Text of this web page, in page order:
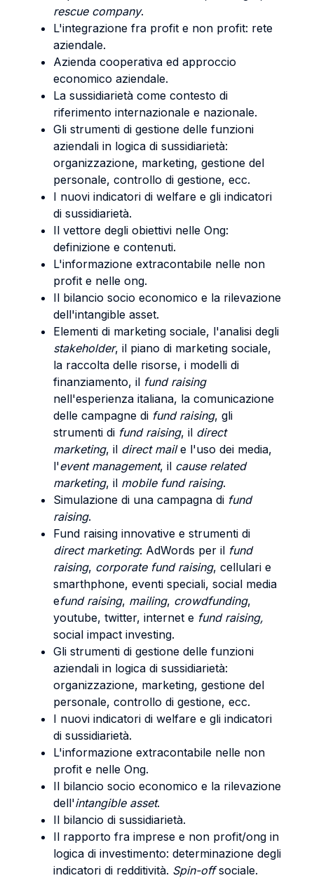
rescue company.
L'integrazione fra profit e non profit: rete
aziendale.
Azienda cooperativa ed approccio
economico aziendale.
La sussidiarietà come contesto di
riferimento internazionale e nazionale.
Gli strumenti di gestione delle funzioni
aziendali in logica di sussidiarietà:
organizzazione, marketing, gestione del
personale, controllo di gestione, ecc.
I nuovi indicatori di welfare e gli indicatori
di sussidiarietà.
Il vettore degli obiettivi nelle Ong:
definizione e contenuti.
L'informazione extracontabile nelle non
profit e nelle ong.
Il bilancio socio economico e la rilevazione
dell'intangible asset.
Elementi di marketing sociale, l'analisi degli
stakeholder, il piano di marketing sociale,
la raccolta delle risorse, i modelli di
finanziamento, il fund raising
nell'esperienza italiana, la comunicazione
delle campagne di fund raising, gli
strumenti di fund raising, il direct
marketing, il direct maile l'uso dei media,
l'event management, il cause related
marketing, il mobile fund raising.
Simulazione di una campagna di fund
raising.
Fund raising innovative e strumenti di
direct marketing: AdWords per il fund
raising, corporate fund raising, cellulari e
smarthphone, eventi speciali, social media
efund raising, mailing, crowdfunding,
youtube, twitter, internet e fund raising,
social impact investing.
Gli strumenti di gestione delle funzioni
aziendali in logica di sussidiarietà:
organizzazione, marketing, gestione del
personale, controllo di gestione, ecc.
I nuovi indicatori di welfare e gli indicatori
di sussidiarietà.
L'informazione extracontabile nelle non
profit e nelle Ong.
Il bilancio socio economico e la rilevazione
dell'intangible asset.
Il bilancio di sussidiarietà.
Il rapporto fra imprese e non profit/ong in
logica di investimento: determinazione degli
indicatori di redditività. Spin-offsociale.